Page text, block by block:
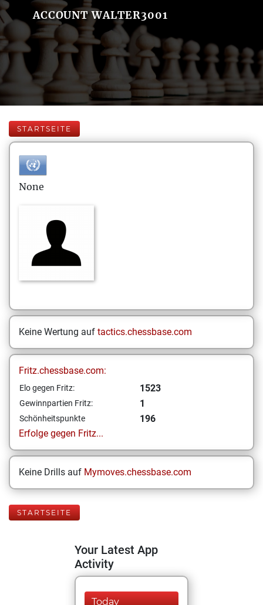
ACCOUNT WALTER3001
STARTSEITE
None
Keine Wertung auf tactics.chessbase.com
Fritz.chessbase.com:
Elo gegen Fritz: 1523
Gewinnpartien Fritz: 1
Schönheitspunkte
196
Erfolge gegen Fritz...
Keine Drills auf Mymoves.chessbase.com
STARTSEITE
Your Latest App
Activity
Today